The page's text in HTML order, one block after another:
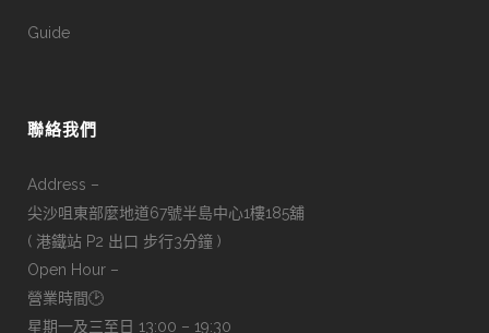
Guide
聯絡我們
Address –
尖沙咀東部麼地道67號半島中心1樓185舖
( 港鐵站 P2 出口 步行3分鐘 )
Open Hour –
營業時間🕑
星期一及三至日 13:00 – 19:30